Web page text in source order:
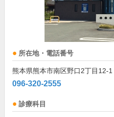
所在地・電話番号
熊本県熊本市南区野口2丁目12-1
096-320-2555
診療科目